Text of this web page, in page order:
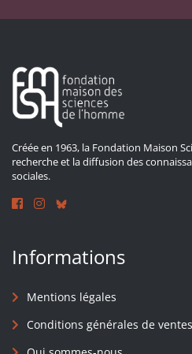
Créée en 1963, la Fondation Maison
recherche et la diffusion des
sociales.
Informations
Mentions légales
Conditions générales de ventes